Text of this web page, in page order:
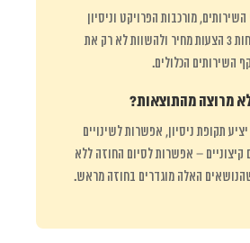
מורכבות הפרויקט וניסיון
הצוות. כדאי לקבל לפחות 3 הצעות מחיר ולהשוות לא רק את
השירותים הכלולים.
מרוצה מהתוצאות?
תקופת ניסיון, אפשרות לשינויים
– אפשרות לסיום החוזה ללא
האלה מוגדרים בחוזה מראש.